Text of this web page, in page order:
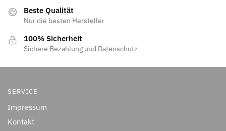
Beste Qualität
Nur die besten Hersteller
100% Sicherheit
Sichere Bezahlung und Datenschutz
SERVICE
Impressum
Kontakt